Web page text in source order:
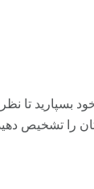
بسپارید تا
را تشخیص